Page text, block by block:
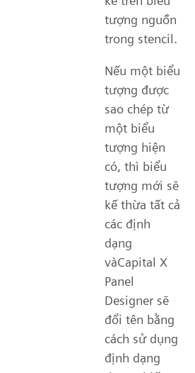
tượng nguồn
trong stencil.
Nếu một biểu
tượng được
sao chép từ
một biểu
tượng hiện
có, thì biểu
tượng mới sẽ
kế thừa tất cả
các định
dạng
vàCapital X
Panel
Designer sẽ
đổi tên bằng
cách sử dụng
định dạng